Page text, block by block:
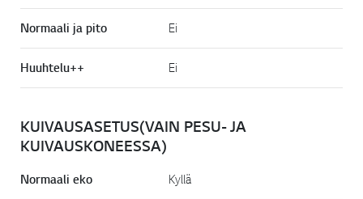
Normaali ja pito Ei
Huuhtelu++ Ei
KUIVAUSASETUS(VAIN PESU- JA
KUIVAUSKONEESSA)
Normaali eko Kyllä